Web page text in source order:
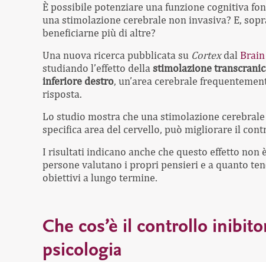
È possibile potenziare una funzione cognitiva
una stimolazione cerebrale non invasiva? E,
beneficiarne più di altre?
Una nuova ricerca pubblicata su Cortexdal
studiando l’effetto della stimolazione
inferiore destro, un’area cerebrale
risposta.
Lo studio mostra che una stimolazione
specifica area del cervello, può migliorare il
I risultati indicano anche che questo effetto non
persone valutano i propri pensieri e a quanto
obiettivi a lungo termine.
Che cos’è il controllo
psicologia